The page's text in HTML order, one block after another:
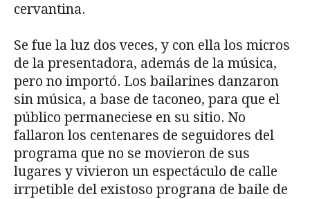
cervantina.
Se fue la luz dos veces, y con ella los micros
de la presentadora, además de la música,
pero no importó. Los bailarines danzaron
sin música, a base de taconeo, para que el
público permaneciese en su sitio. No
fallaron los centenares de seguidores del
programa que no se movieron de sus
lugares y vivieron un espectáculo de calle
irrpetible del existoso prograna de baile de